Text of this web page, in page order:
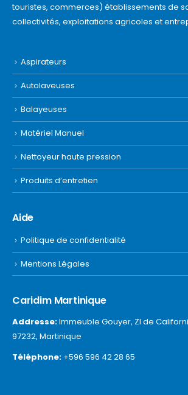
touristes, commerces) établissements de
collectivités, exploitations agricoles et
Aspirateurs
Autolaveuses
Balayeuses
Matériel Manuel
Nettoyeur haute pression
Produits d’entretien
Aide
Politique de confidentialité
Mentions Légales
Caridim Martinique
Addresse:Immeuble Gouyer, ZI de
97232, Martinique
Téléphone: +596 596 42 28 65